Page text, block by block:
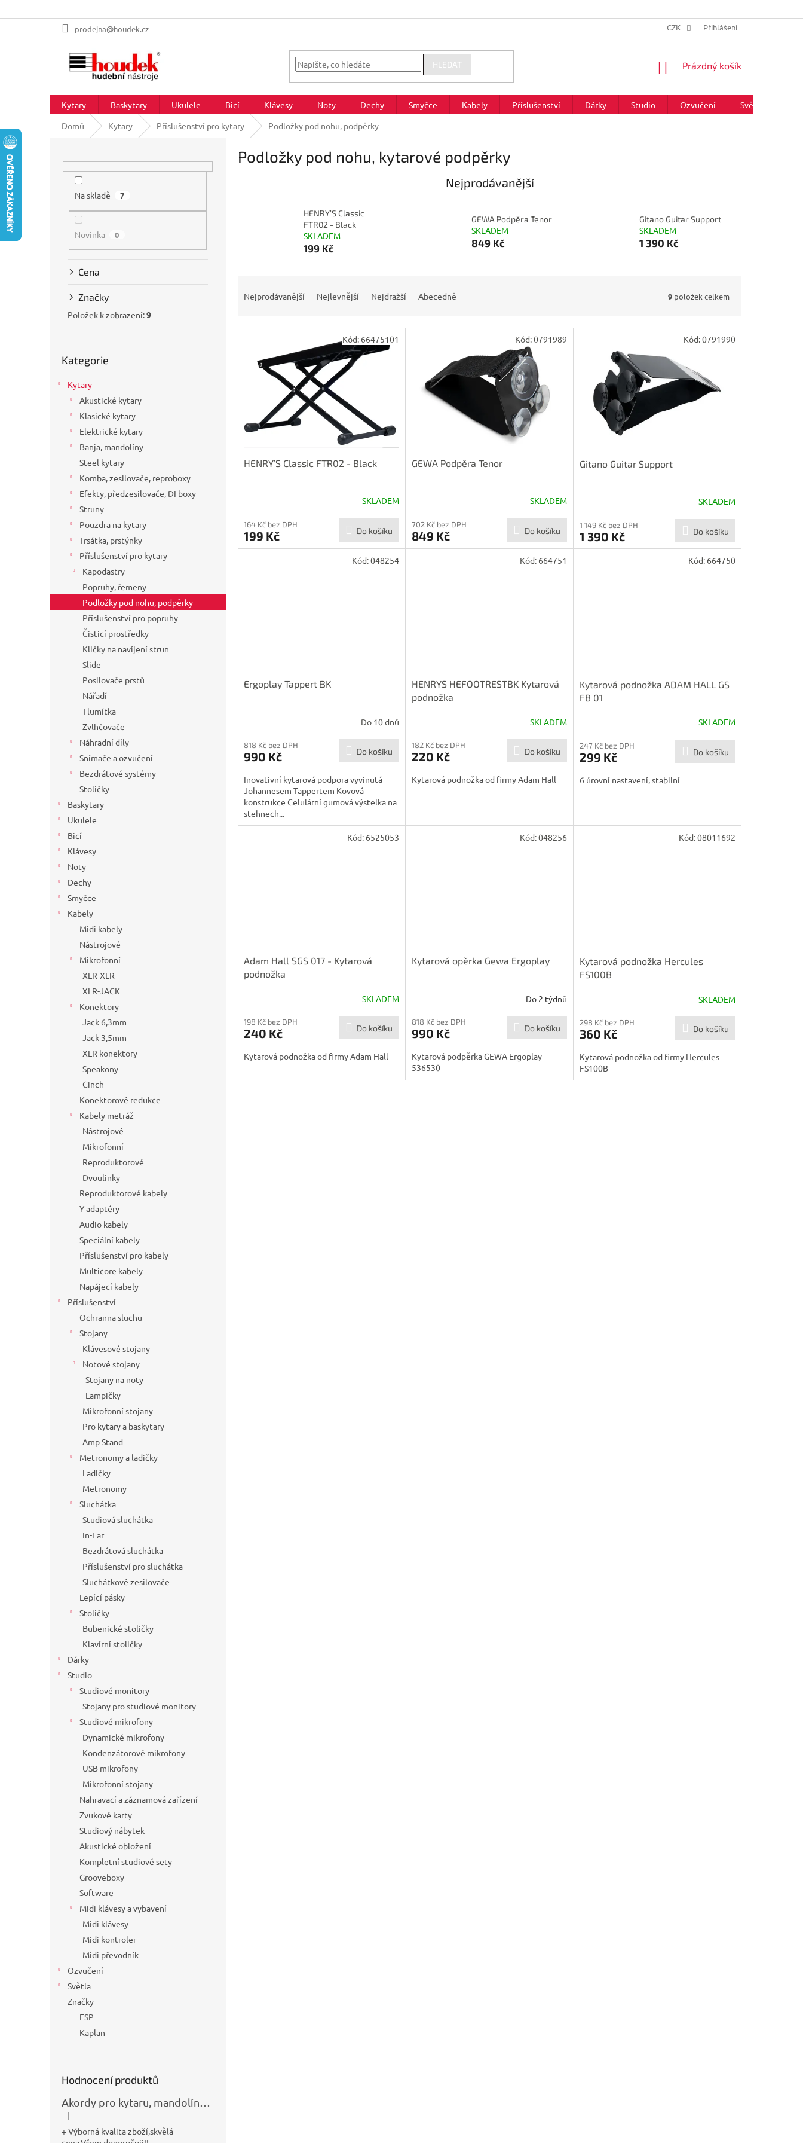
na
prodejna@houdek.cz CZK Přihlášení
HLEDAT
NÁKUPNÍ
Prázdný košík
Kytary Baskytary Ukulele Bicí Klávesy Noty Dechy Smyčce Kabely Příslušenství Dárky Studio Ozvučení Světla
Domů
Kytary Příslušenství pro kytary Podložky pod nohu, podpěrky
Na skladě 7
Novinka 0
Cena
Značky
Položek k zobrazení:9
kategorie
Kategorie
Kytary
Akustické kytary
Klasické kytary
Elektrické kytary
Banja, mandolíny
Steel kytary
Komba, zesilovače, reproboxy
Efekty, předzesilovače, DI boxy
Struny
Pouzdra na kytary
Trsátka, prstýnky
Příslušenství pro kytary
Kapodastry
Popruhy, řemeny
Podložky pod nohu, podpěrky
Příslušenství pro popruhy
Čisticí prostředky
Kličky na navíjení strun
Slide
Posilovače prstů
Nářadí
Tlumítka
Zvlhčovače
Náhradní díly
Snímače a ozvučení
Bezdrátové systémy
Stoličky
Baskytary
Ukulele
Bicí
Klávesy
Noty
Dechy
Smyčce
Kabely
Midi kabely
Nástrojové
Mikrofonní
XLR-XLR
XLR-JACK
Konektory
Jack 6,3mm
Jack 3,5mm
XLR konektory
Speakony
Cinch
Konektorové redukce
Kabely metráž
Nástrojové
Mikrofonní
Reproduktorové
Dvoulinky
Reproduktorové kabely
Y adaptéry
Audio kabely
Speciální kabely
Příslušenství pro kabely
Multicore kabely
Napájecí kabely
Příslušenství
Ochranna sluchu
Stojany
Klávesové stojany
Notové stojany
Stojany na noty
Lampičky
Mikrofonní stojany
Pro kytary a baskytary
Amp Stand
Metronomy a ladičky
Ladičky
Metronomy
Sluchátka
Studiová sluchátka
In-Ear
Bezdrátová sluchátka
Příslušenství pro sluchátka
Sluchátkové zesilovače
Lepící pásky
Stoličky
Bubenické stoličky
Klavírní stoličky
Dárky
Studio
Studiové monitory
Stojany pro studiové monitory
Studiové mikrofony
Dynamické mikrofony
Kondenzátorové mikrofony
USB mikrofony
Mikrofonní stojany
Nahravací a záznamová zařízení
Zvukové karty
Studiový nábytek
Akustické obložení
Kompletní studiové sety
Grooveboxy
Software
Midi klávesy a vybavení
Midi klávesy
Midi kontroler
Midi převodník
Ozvučení
Světla
Značky
ESP
Kaplan
Hodnocení produktů
Hodnocení produktu je 5 z 5 hvězdiček.
|
+ Výborná kvalita zboží,skvělá
Podložky pod nohu, kytarové podpěrky
Nejprodávanější
HENRY’S Classic
FTR02 - Black
SKLADEM
199 Kč
GEWA Podpěra Tenor
SKLADEM
849 Kč
Gitano Guitar Support
SKLADEM
1 390 Kč
Nejprodávanější Nejlevnější Nejdražší Abecedně 9 položek celkem
HENRY’S Classic FTR02 - Black
SKLADEM
164 Kč bez DPH
199 Kč Do košíku
Kód: 66475101
GEWA Podpěra Tenor
SKLADEM
702 Kč bez DPH
849 Kč Do košíku
Kód:0791989
Gitano Guitar Support
SKLADEM
1 149 Kč bez DPH
1 390 Kč Do košíku
Kód:0791990
Ergoplay Tappert BK
Do 10 dnů
818 Kč bez DPH
990 Kč Do košíku
Inovativní kytarová podpora vyvinutá
Johannesem Tappertem Kovová
konstrukce Celulární gumová výstelka na
stehnech...
Kód:048254
HENRYS HEFOOTRESTBK Kytarová
podnožka
SKLADEM
182 Kč bez DPH
220 Kč Do košíku
Kytarová podnožka od firmy Adam Hall
Kód: 664751
Kytarová podnožka ADAM HALL GS
FB 01
SKLADEM
247 Kč bez DPH
299 Kč Do košíku
6 úrovní nastavení, stabilní
Kód: 664750
Adam Hall SGS 017 - Kytarová
podnožka
SKLADEM
198 Kč bez DPH
240 Kč Do košíku
Kytarová podnožka od firmy Adam Hall
Kód: 6525053
Kytarová opěrka Gewa Ergoplay
Do 2 týdnů
818 Kč bez DPH
990 Kč Do košíku
Kytarová podpěrka GEWA Ergoplay
536530
Kód:048256
Kytarová podnožka Hercules
FS100B
SKLADEM
298 Kč bez DPH
360 Kč Do košíku
Kytarová podnožka od firmy Hercules
FS100B
Kód:08011692